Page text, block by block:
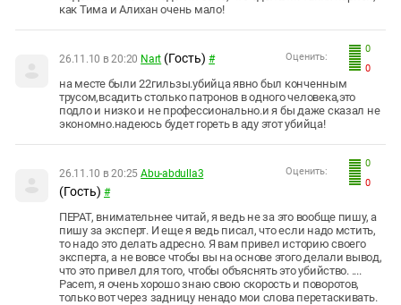
как Тима и Алихан очень мало!
0
0
Оценить:
26.11.10 в 20:20 Nart (Гость) #
на месте были 22гильзы.убийца явно был конченным
трусом,всадить столько патронов в одного человека,это
подло и низко и не профессионально.и я бы даже сказал не
экономно.надеюсь будет гореть в аду этот убийца!
0
0
Оценить:
26.11.10 в 20:25 Abu-abdulla3
(Гость) #
ПЕРАТ, внимательнее читай, я ведь не за это вообще пишу, а
пишу за эксперт. И еще я ведь писал, что если надо мстить,
то надо это делать адресно. Я вам привел историю своего
эксперта, а не вовсе чтобы вы на основе этого делали вывод,
что это привел для того, чтобы объяснять это убийство. ....
Pacem, я очень хорошо знаю свою скорость и поворотов,
только вот через задницу ненадо мои слова перетаскивать.